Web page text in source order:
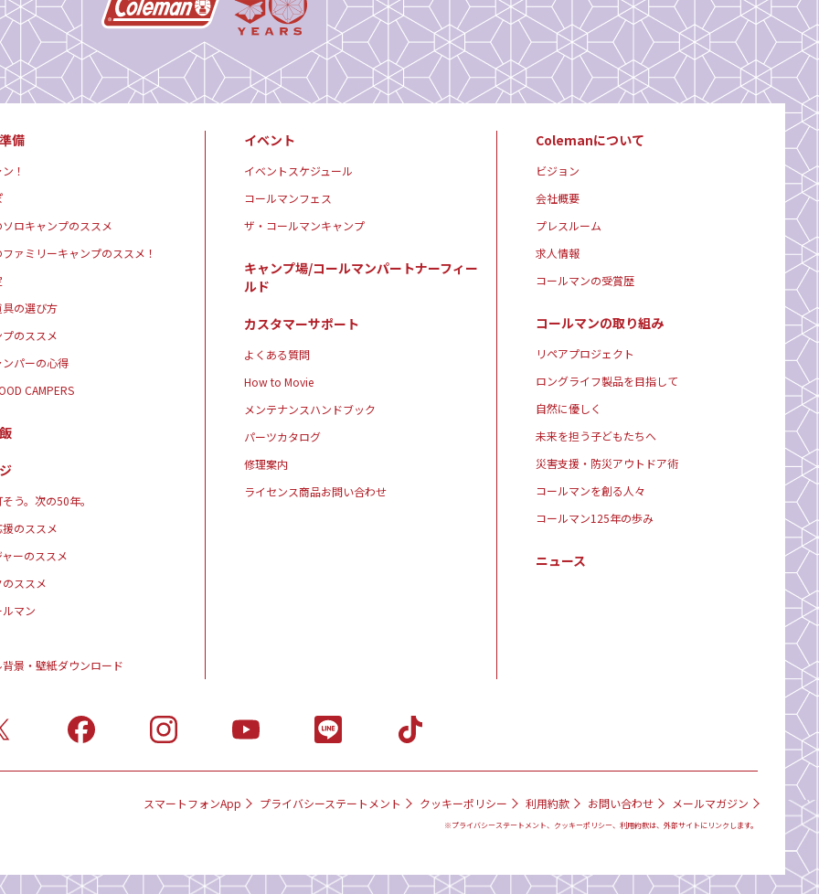
備
！
ロキャンプのススメ
ァミリーキャンプのススメ！
の選び方
のススメ
パーの心得
CAMPERS
う。次の50年。
のススメ
ーのススメ
ススメ
マン
景・壁紙ダウンロード
イベント
イベントスケジュール
コールマンフェス
ザ・コールマンキャンプ
キャンプ場/コールマンパートナーフィー
ルド
カスタマーサポート
よくある質問
How to Movie
メンテナンスハンドブック
パーツカタログ
修理案内
ライセンス商品お問い合わせ
Colemanについて
ビジョン
会社概要
プレスルーム
求人情報
コールマンの受賞歴
コールマンの取り組み
リペアプロジェクト
ロングライフ製品を目指して
自然に優しく
未来を担う子どもたちへ
災害支援・防災アウトドア術
コールマンを創る人々
コールマン125年の歩み
ニュース
スマートフォンApp プライバシーステートメント クッキーポリシー 利用約款 お問い合わせ メールマガジン
※プライバシーステートメント、クッキーポリシー、利用約款は、外部サイトにリンクします。